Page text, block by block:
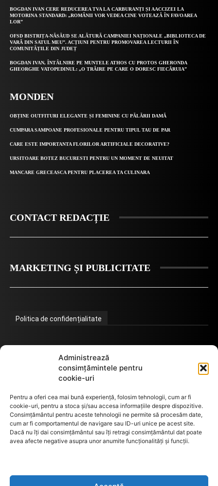
Administrează
consimțămintele pentru
cookie-uri
Pentru a oferi cea mai bună experiență, folosim tehnologii, cum ar fi
cookie-uri, pentru a stoca și/sau accesa informațiile despre dispozitive.
Consimțământul pentru aceste tehnologii ne permite să procesăm date,
cum ar fi comportamentul de navigare sau ID-uri unice pe acest site.
Dacă nu îți dai consimțământul sau îți retragi consimțământul dat poate
avea afecte negative asupra unor anumite funcționalități și funcții.
BOGDAN IVAN CERE REDUCEREA TVA LA CARBURANȚI ȘI AACCIZEI LA
MOTORINA STANDARD: „ROMÂNII VOR VEDEA CINE VOTEAZĂ ÎN FAVOAREA
LOR”
OFSD BISTRIȚA-NĂSĂUD SE ALĂTURĂ CAMPANIEI NAȚIONALE „BIBLIOTECA DE
VARĂ DIN SATUL MEU”. ACȚIUNI PENTRU PROMOVAREA LECTURII ÎN
COMUNITĂȚILE DIN JUDEȚ
BOGDAN IVAN, ÎNTÂLNIRE PE MUNTELE ATHOS CU PROTOS GHERONDA
GHEORGHE VATOPEDINUL: „O TRĂIRE PE CARE O DORESC FIECĂRUIA”
MONDEN
OBȚINE OUTFITURI ELEGANTE ȘI FEMININE CU PĂLĂRII DAMĂ
CUMPARA SAMPOANE PROFESIONALE PENTRU TIPUL TAU DE PAR
CARE ESTE IMPORTANTA FLORILOR ARTIFICIALE DECORATIVE?
URSITOARE BOTEZ BUCURESTI PENTRU UN MOMENT DE NEUITAT
MANCARE GRECEASCA PENTRU PLACEREA TA CULINARA
CONTACT REDACȚIE
MARKETING ȘI PUBLICITATE
Politica de confidențialitate
Termeni de utilizare
GDPR